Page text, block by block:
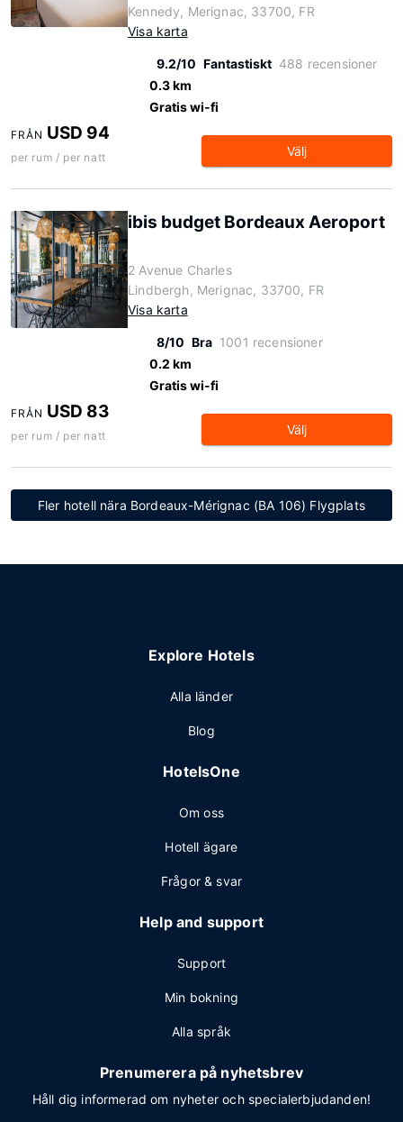
Kennedy, Merignac, 33700, FR
Visa karta
9.2/10 Fantastiskt 488 recensioner
0.3 km
Gratis wi-fi
FRÅN USD 94
per rum / per natt Välj
ibis budget Bordeaux Aeroport
2 Avenue Charles
Lindbergh, Merignac, 33700, FR
Visa karta
8/10 Bra 1001 recensioner
0.2 km
Gratis wi-fi
FRÅN USD 83
per rum / per natt Välj
Fler hotell nära Bordeaux-Mérignac (BA 106) Flygplats
Explore Hotels
Alla länder
Blog
HotelsOne
Om oss
Hotell ägare
Frågor & svar
Help and support
Support
Min bokning
Alla språk
Prenumerera på nyhetsbrev
Håll dig informerad om nyheter och specialerbjudanden!